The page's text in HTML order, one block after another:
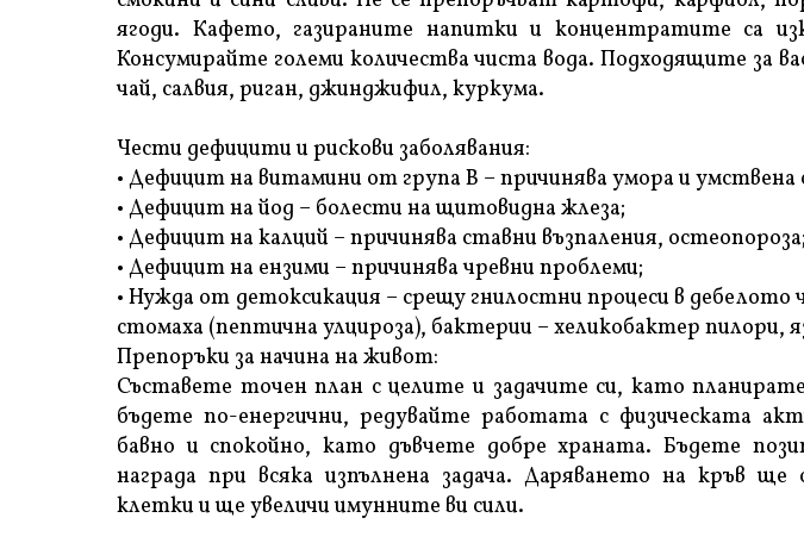
ягоди. Кафето, газираните напитки и концентратите са
Консумирайте големи количества чиста вода. Подходящите за
чай, салвия, риган, джинджифил, куркума.
Чести дефицити и рискови заболявания:
• Дефицит на витамини от група В – причинява умора и умствена
• Дефицит на йод – болести на щитовидна жлеза;
• Дефицит на калций – причинява ставни възпаления, остеопороза;
• Дефицит на ензими – причинява чревни проблеми;
• Нужда от детоксикация – срещу гнилостни процеси в дебелото
стомаха (пептична улцироза), бактерии – хеликобактер пилори,
Препоръки за начина на живот:
Съставете точен план с целите и задачите си, като
бъдете по-енергични, редувайте работата с физическата
бавно и спокойно, като дъвчете добре храната. Бъдете
награда при всяка изпълнена задача. Даряването на кръв ще
клетки и ще увеличи имунните ви сили.